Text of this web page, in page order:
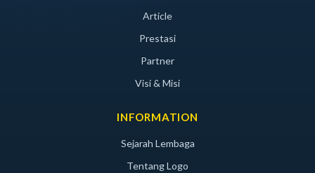
Article
Prestasi
Partner
Visi & Misi
INFORMATION
Sejarah Lembaga
Tentang Logo